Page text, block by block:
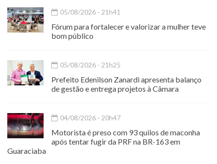
05/08/2026 - 21h41
Fórum para fortalecer e valorizar a mulher teve
bom público
05/08/2026 - 21h25
Prefeito Edenilson Zanardi apresenta balanço
de gestão e entrega projetos à Câmara
04/08/2026 - 20h47
Motorista é preso com 93 quilos de maconha
após tentar fugir da PRF na BR-163 em
Guaraciaba